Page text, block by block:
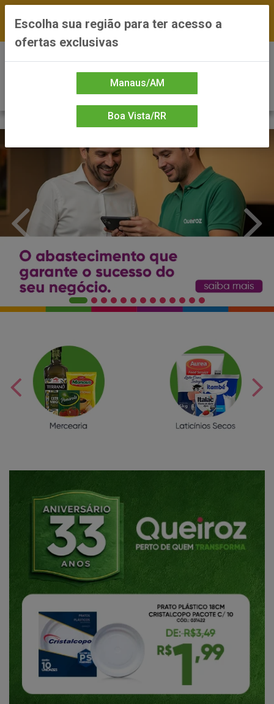
*Preços exclusivos do site — Entrega em até 24h
Escolha sua região para ter acesso a
ofertas exclusivas
Manaus/AM
Boa Vista/RR